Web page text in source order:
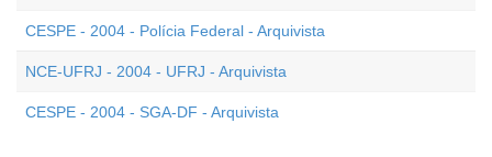
CESPE - 2004 - Polícia Federal - Arquivista
NCE-UFRJ - 2004 - UFRJ - Arquivista
CESPE - 2004 - SGA-DF - Arquivista